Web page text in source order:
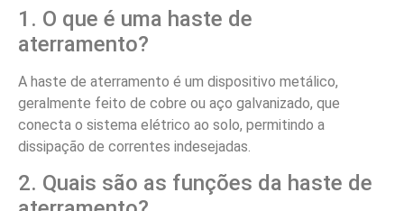
1. O que é uma haste de
aterramento?
A haste de aterramento é um dispositivo metálico,
geralmente feito de cobre ou aço galvanizado, que
conecta o sistema elétrico ao solo, permitindo a
dissipação de correntes indesejadas.
2. Quais são as funções da haste de